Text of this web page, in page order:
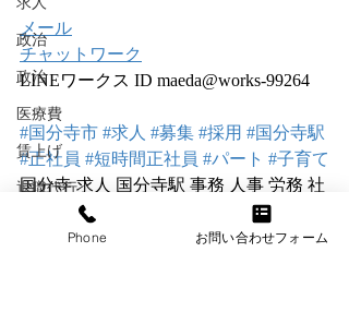
政治
政治
医療費
賃上げ
退職代行
フリーランス
メール
チャットワーク
LINEワークス ID maeda@works-99264
#国分寺市 #求人 #募集 #採用 #国分寺駅
#正社員 #短時間正社員 #パート #子育て
国分寺 求人 国分寺駅 事務 人事 労務 社
会保険労務士
Phone お問い合わせフォーム